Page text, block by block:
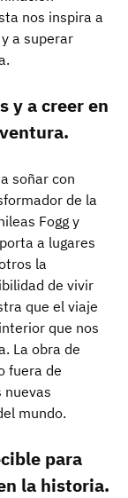
nos inspira a
a superar
y a creer en
soñar con
de la
Fogg y
a lugares
la
de vivir
que el viaje
que nos
La obra de
fuera de
nuevas
mundo.
para
la historia.